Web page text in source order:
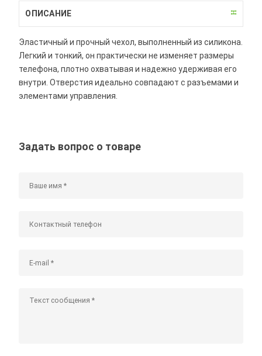
ОПИСАНИЕ
Эластичный и прочный чехол, выполненный из силикона.
Легкий и тонкий, он практически не изменяет размеры
телефона, плотно охватывая и надежно удерживая его
внутри. Отверстия идеально совпадают с разъемами и
элементами управления.
Задать вопрос о товаре